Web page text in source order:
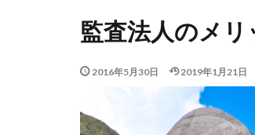
監査法人のメ
2016年5月30日 2019年1月21日